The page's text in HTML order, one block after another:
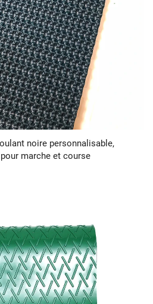
noire personnalisable,
marche et course